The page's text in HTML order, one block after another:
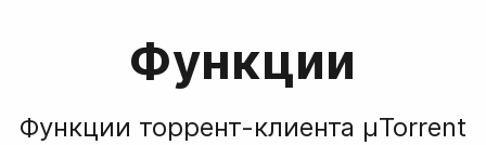
Функции
Функции торрент-клиента µTorrent